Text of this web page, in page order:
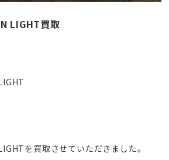
LIGHT買取
を買取させていただきました。